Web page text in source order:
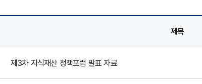
제목
제3차 지식재산 정책포럼 발표 자료